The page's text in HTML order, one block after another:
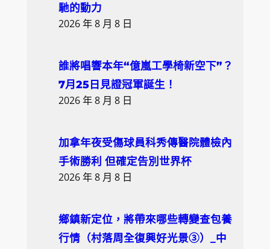
馳的動力
2026 年 8 月 8 日
誰將唱響本年“億嵐工學椅新空下”？
7月25日見證冠軍誕生！
2026 年 8 月 8 日
加拿年夜受傷球員科秀傳醫院體檢內
手術勝利 但確定告別世界杯
2026 年 8 月 8 日
鄉鎮新定位，將帶來哪些轉變查包養
行情（村落周全復興好光景③）_中